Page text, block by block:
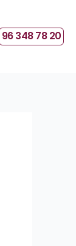
96 348 78 20